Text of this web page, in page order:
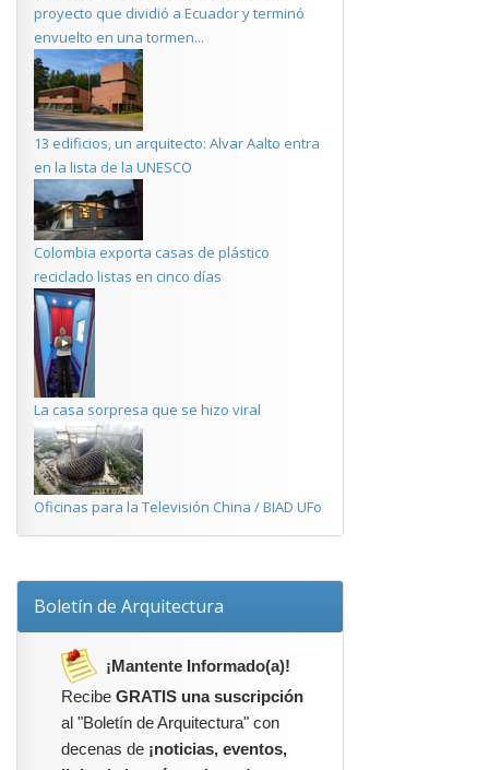
proyecto que dividió a Ecuador y terminó
envuelto en una tormen...
13 edificios, un arquitecto: Alvar Aalto entra
en la lista de la UNESCO
Colombia exporta casas de plástico
reciclado listas en cinco días
La casa sorpresa que se hizo viral
Oficinas para la Televisión China / BIAD UFo
Boletín de Arquitectura
¡Mantente Informado(a)!
Recibe GRATIS una suscripción
al "Boletín de Arquitectura" con
decenas de ¡noticias, eventos,